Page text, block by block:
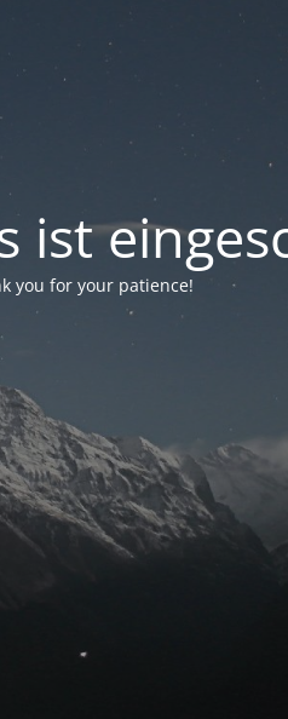
ist
you for your patience!